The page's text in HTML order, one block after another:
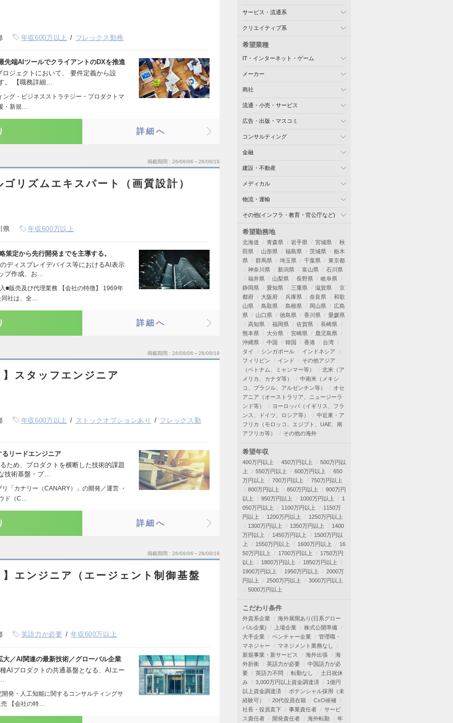
年収600万以上 フレックス勤務
先端AIツールでクライアントのDXを推進
ロジェクトにおいて、 要件定義から設
。 【職務詳細…
ング・ビジネスストラテジー・プロダクトマ
・新規…
詳細へ
掲載期間 26/08/06～26/08/19
ゴリズムエキスパート（画質設計）
県 年収600万以上
定から先行開発までを主導する。
ディスプレイデバイス等におけるAI表示
プ作成、お…
■販売及び代理業務 【会社の特徴】 1969年
社は、全…
詳細へ
掲載期間 26/08/06～26/08/19
】スタッフエンジニア
年収600万以上 ストックオプションあり
フレックス勤
リードエンジニア
ため、プロダクトを横断した技術的課題
技術基盤・プ…
リ「カナリー（CANARY）」の開発／運営 ・
ド（C…
詳細へ
掲載期間 26/08/06～26/08/19
】エンジニア（エージェント制御基盤
英語力が必要 年収600万以上
大／AI関連の最新技術／グローバル企業
AIプロダクトの共通基盤となる、AIエー
開発・人工知能に関するコンサルティングサ
売 【会社の特…
サービス・流通系
クリエイティブ系
希望業種
IT・インターネット・ゲーム
メーカー
商社
流通・小売・サービス
広告・出版・マスコミ
コンサルティング
金融
建設・不動産
メディカル
物流・運輸
その他(インフラ・教育・官公庁など)
希望勤務地
北海道 青森県 岩手県 宮城県
秋
田県
山形県 福島県 茨城県
栃木
県
群馬県 埼玉県 千葉県
東京都
神奈川県
新潟県 富山県
石川県
福井県
山梨県 長野県
岐阜県
静岡県
愛知県 三重県 滋賀県
京
都府
大阪府 兵庫県 奈良県
和歌
山県
鳥取県 島根県 岡山県
広島
県
山口県 徳島県 香川県
愛媛県
高知県
福岡県 佐賀県
長崎県
熊本県
大分県 宮崎県
鹿児島県
沖縄県
中国 韓国 香港
台湾
タイ
シンガポール
インドネシア
フィリピン
インド
その他アジア
（ベトナム、ミャンマー等）
北米（ア
メリカ、カナダ等）
中南米（メキシ
コ、ブラジル、アルゼンチン等）
オセ
アニア（オーストラリア、ニュージーラ
ンド等）
ヨーロッパ（イギリス、フラ
ンス、ドイツ、ロシア等）
中近東・ア
フリカ（モロッコ、エジプト、UAE、南
アフリカ等）
その他の海外
希望年収
400万円以上 450万円以上
500万円以
上
550万円以上 600万円以上
650
万円以上
700万円以上
750万円以上
800万円以上
850万円以上
900万円
以上
950万円以上 1000万円以上
1
050万円以上
1100万円以上
1150万
円以上
1200万円以上
1250万円以上
1300万円以上
1350万円以上
1400
万円以上
1450万円以上
1500万円以
上
1550万円以上 1600万円以上
16
50万円以上
1700万円以上
1750万円
以上
1800万円以上
1850万円以上
1900万円以上
1950万円以上
2000万
円以上
2500万円以上
3000万円以上
5000万円以上
こだわり条件
外資系企業
海外展開あり(日系グロー
バル企業)
上場企業
株式公開準備
大手企業
ベンチャー企業
管理職・
マネジャー
マネジメント業務なし
新規事業・新サービス
海外出張
海
外折衝
英語力が必要
中国語力が必
要
英語力不問 転勤なし
土日祝休
み
3,000万円以上資金調達済
1億円
以上資金調達済
ポテンシャル採用（未
経験可）
20代役員在籍
CxO候補
社長・役員直下
事業責任者
サービ
ス責任者
開発責任者 海外転勤
年